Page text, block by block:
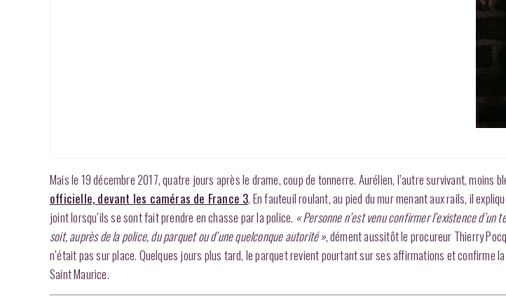
Mais le 19 décembre 2017, quatre jours après le drame, coup de tonnerre. Aurélien, l’autre survivant, moins
officielle, devant les caméras de France 3. En fauteuil roulant, au pied du mur menant aux rails, il
joint lorsqu’ils se sont fait prendre en chasse par la police. « Personne n’est venu confirmer l’existence
soit, auprès de la police, du parquet ou d’une quelconque autorité », dément aussitôt le procureur Thierry
n’était pas sur place. Quelques jours plus tard, le parquet revient pourtant sur ses affirmations et confirme
Saint Maurice.